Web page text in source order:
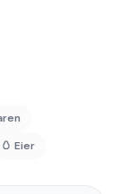
🥚 Eier